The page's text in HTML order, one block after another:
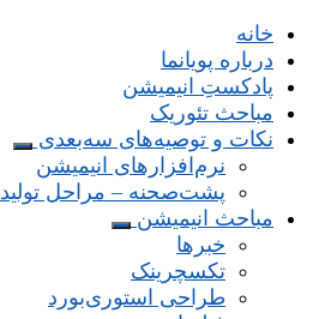
خانه
درباره پویانما
پادکستِ انیمیشن
مباحث تئوریک
نکات و توصیه‌های‌ سه‌بعدی
نرم‌افزارهای انیمیشن
پشت‌صحنه – مراحل تولید
مباحث انیمیشن
خبرها
تکسچرینک
طراحی استوری‌بورد